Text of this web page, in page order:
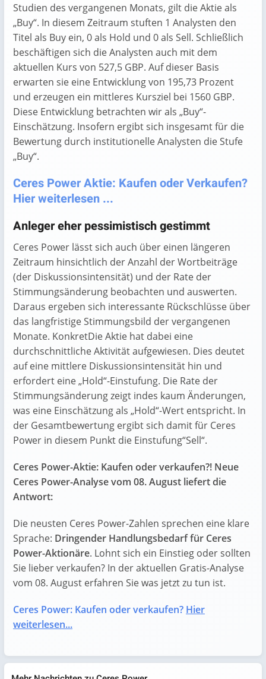
Studien des vergangenen Monats, gilt die Aktie als
„Buy“. In diesem Zeitraum stuften 1 Analysten den
Titel als Buy ein, 0 als Hold und 0 als Sell. Schließlich
beschäftigen sich die Analysten auch mit dem
aktuellen Kurs von 527,5 GBP. Auf dieser Basis
erwarten sie eine Entwicklung von 195,73 Prozent
und erzeugen ein mittleres Kursziel bei 1560 GBP.
Diese Entwicklung betrachten wir als „Buy“-
Einschätzung. Insofern ergibt sich insgesamt für die
Bewertung durch institutionelle Analysten die Stufe
„Buy“.
Ceres Power Aktie: Kaufen oder Verkaufen?
Hier weiterlesen ...
Anleger eher pessimistisch gestimmt
Ceres Power lässt sich auch über einen längeren
Zeitraum hinsichtlich der Anzahl der Wortbeiträge
(der Diskussionsintensität) und der Rate der
Stimmungsänderung beobachten und auswerten.
Daraus ergeben sich interessante Rückschlüsse über
das langfristige Stimmungsbild der vergangenen
Monate. KonkretDie Aktie hat dabei eine
durchschnittliche Aktivität aufgewiesen. Dies deutet
auf eine mittlere Diskussionsintensität hin und
erfordert eine „Hold“-Einstufung. Die Rate der
Stimmungsänderung zeigt indes kaum Änderungen,
was eine Einschätzung als „Hold“-Wert entspricht. In
der Gesamtbewertung ergibt sich damit für Ceres
Power in diesem Punkt die Einstufung“Sell“.
Ceres Power-Aktie: Kaufen oder verkaufen?! Neue
Ceres Power-Analyse vom 08. August liefert die
Antwort:
Die neusten Ceres Power-Zahlen sprechen eine klare
Sprache: Dringender Handlungsbedarf für Ceres
Power-Aktionäre. Lohnt sich ein Einstieg oder sollten
Sie lieber verkaufen? In der aktuellen Gratis-Analyse
vom 08. August erfahren Sie was jetzt zu tun ist.
Ceres Power: Kaufen oder verkaufen? Hier
weiterlesen...